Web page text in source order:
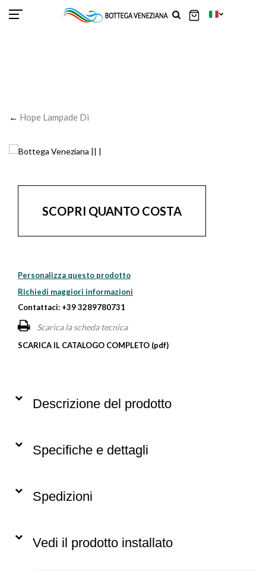
← Hope Lampade Di
SCOPRI QUANTO COSTA
Personalizza questo prodotto
Richiedi maggiori informazioni
Contattaci: +39 3289780731
Scarica la scheda tecnica
SCARICA IL CATALOGO COMPLETO (pdf)
Descrizione del prodotto
Specifiche e dettagli
Spedizioni
Vedi il prodotto installato